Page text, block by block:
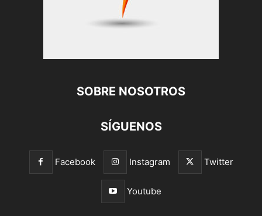
SOBRE NOSOTROS
SÍGUENOS
Facebook Instagram Twitter
Youtube